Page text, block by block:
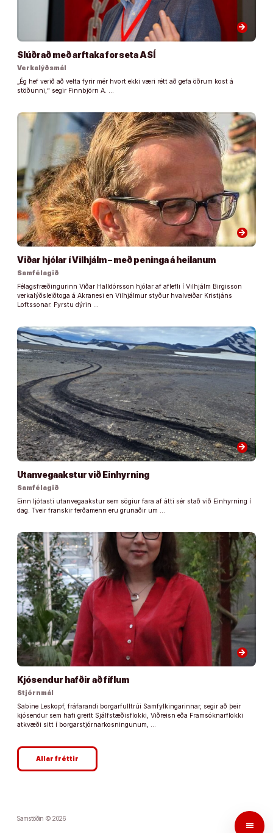
menu
arrow_forward
Slúðrað með arftaka forseta ASÍ
Verkalýðsmál
„Ég hef verið að velta fyrir mér hvort ekki væri rétt að gefa öðrum kost á
stöðunni,“ segir Finnbjörn A. …
arrow_forward
Viðar hjólar í Vilhjálm – með peninga á heilanum
Samfélagið
Félagsfræðingurinn Viðar Halldórsson hjólar af aflefli í Vilhjálm Birgisson
verkalýðsleiðtoga á Akranesi en Vilhjálmur styður hvalveiðar Kristjáns
Loftssonar. Fyrstu dýrin …
arrow_forward
Utanvegaakstur við Einhyrning
Samfélagið
Einn ljótasti utanvegaakstur sem sögiur fara af átti sér stað við Einhyrning í
dag. Tveir franskir ferðamenn eru grunaðir um …
arrow_forward
Kjósendur hafðir að fíflum
Stjórnmál
Sabine Leskopf, fráfarandi borgarfulltrúi Samfylkingarinnar, segir að þeir
kjósendur sem hafi greitt Sjálfstæðisflokki, Viðreisn eða Framsóknarflokki
atkvæði sitt í borgarstjórnarkosningunum, …
Allar fréttir
Samstöðin © 2026